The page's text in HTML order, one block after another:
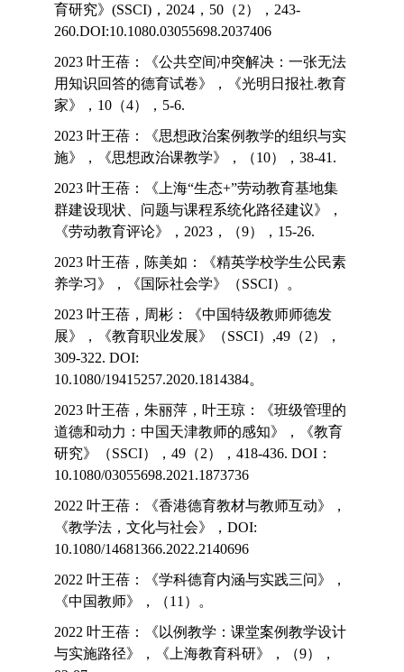
育研究》(SSCI)，2024，50（2），243-
260.DOI:10.1080.03055698.2037406
2023 叶王蓓：《公共空间冲突解决：一张无法
用知识回答的德育试卷》，《光明日报社.教育
家》，10（4），5-6.
2023 叶王蓓：《思想政治案例教学的组织与实
施》，《思想政治课教学》，（10），38-41.
2023 叶王蓓：《上海“生态+”劳动教育基地集
群建设现状、问题与课程系统化路径建议》，
《劳动教育评论》，2023，（9），15-26.
2023 叶王蓓，陈美如：《精英学校学生公民素
养学习》，《国际社会学》（SSCI）。
2023 叶王蓓，周彬：《中国特级教师师德发
展》，《教育职业发展》（SSCI）,49（2），
309-322. DOI:
10.1080/19415257.2020.1814384。
2023 叶王蓓，朱丽萍，叶王琼：《班级管理的
道德和动力：中国天津教师的感知》，《教育
研究》（SSCI），49（2），418-436. DOI：
10.1080/03055698.2021.1873736
2022 叶王蓓：《香港德育教材与教师互动》，
《教学法，文化与社会》，DOI:
10.1080/14681366.2022.2140696
2022 叶王蓓：《学科德育内涵与实践三问》，
《中国教师》，（11）。
2022 叶王蓓：《以例教学：课堂案例教学设计
与实施路径》，《上海教育科研》，（9），